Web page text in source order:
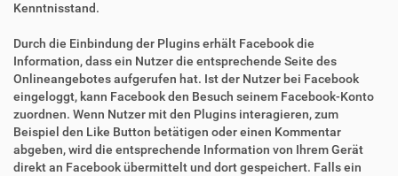
Kenntnisstand.
Durch die Einbindung der Plugins erhält Facebook die
Information, dass ein Nutzer die entsprechende Seite des
Onlineangebotes aufgerufen hat. Ist der Nutzer bei Facebook
eingeloggt, kann Facebook den Besuch seinem Facebook-Konto
zuordnen. Wenn Nutzer mit den Plugins interagieren, zum
Beispiel den Like Button betätigen oder einen Kommentar
abgeben, wird die entsprechende Information von Ihrem Gerät
direkt an Facebook übermittelt und dort gespeichert. Falls ein